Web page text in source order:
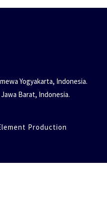
Yogyakarta, Indonesia.
Barat, Indonesia.
Production